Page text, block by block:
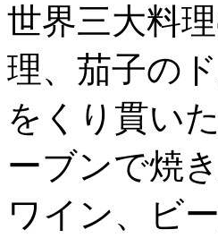
世界三大料
理、茄子の
をくり貫い
ーブンで焼
ワイン、ビ